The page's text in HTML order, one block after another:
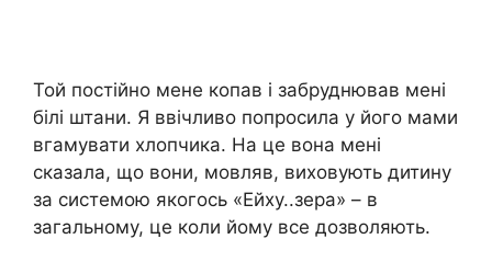
Той постійно мене копав і забруднював мені
білі штани. Я ввічливо попросила у його мами
вгамувати хлопчика. На це вона мені
сказала, що вони, мовляв, виховують дитину
за системою якогось «Ейху..зера» – в
загальному, це коли йому все дозволяють.